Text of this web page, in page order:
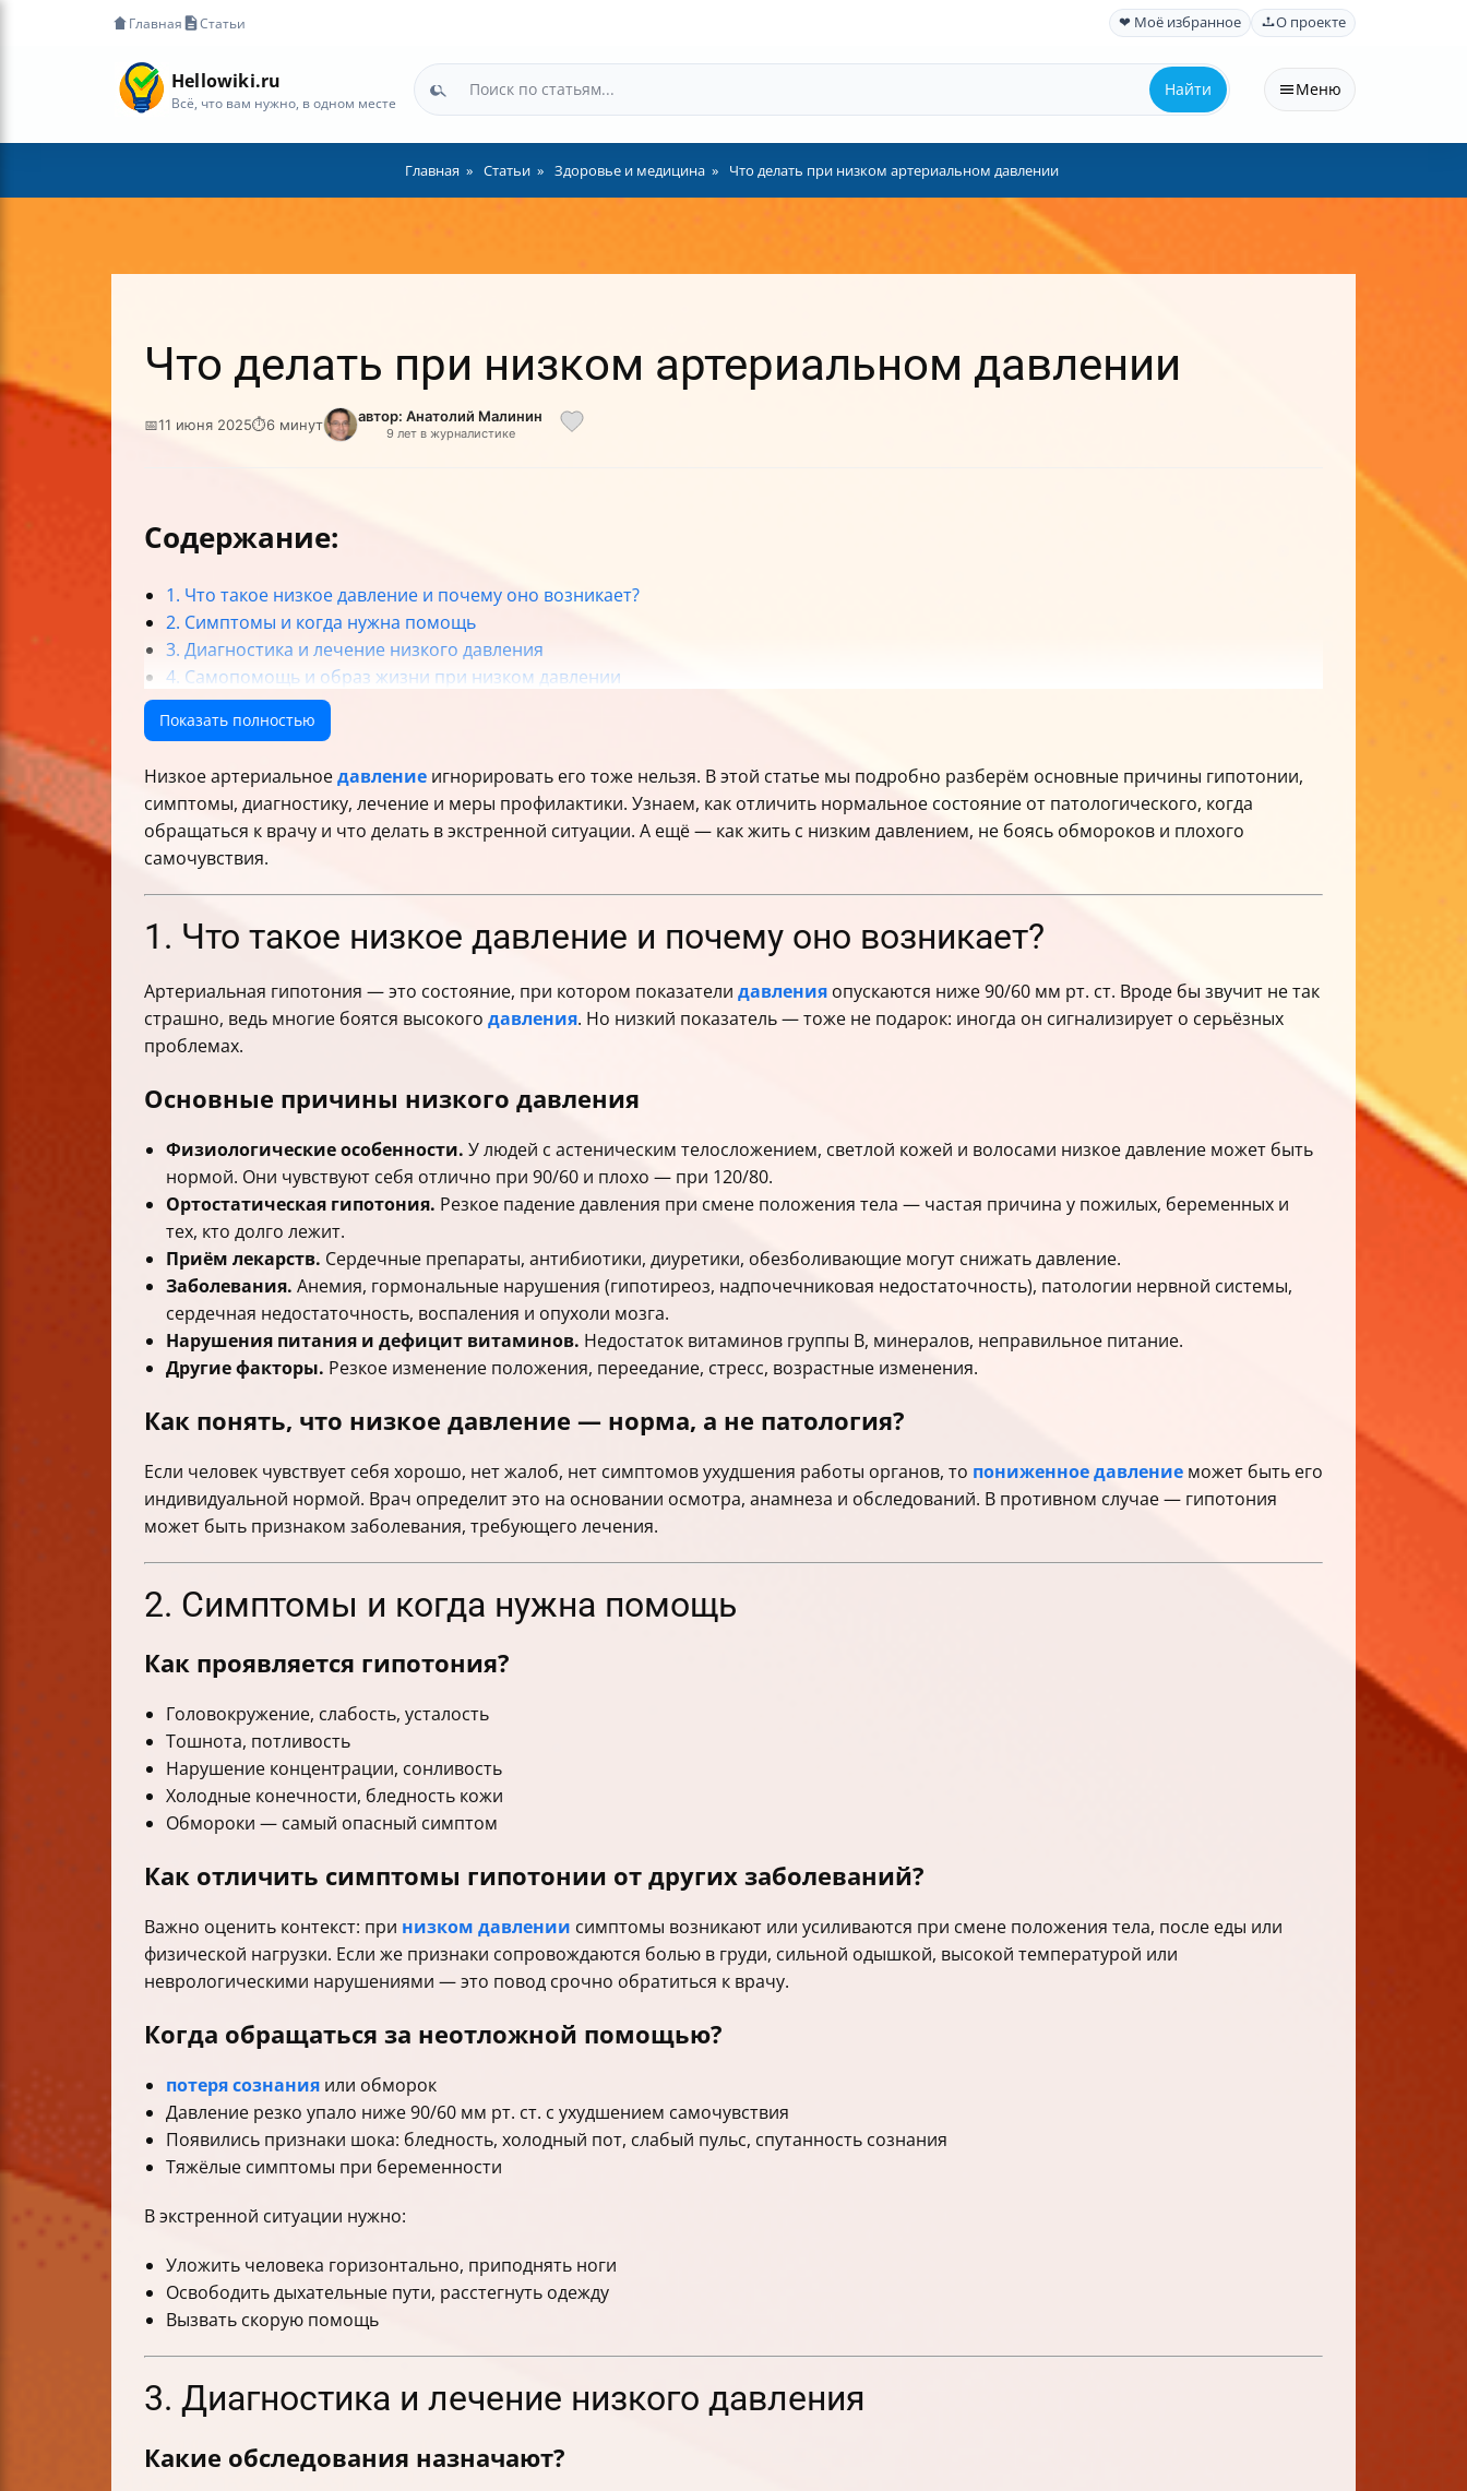
Главная Статьи ❤ Моё избранное О проекте
Hellowiki.ru
Всё, что вам нужно, в одном месте
Найти Меню
Главная Статьи Здоровье и медицина Что делать при низком артериальном давлении
Что делать при низком артериальном давлении
📅11 июня 2025⏱6 минут автор: Анатолий Малинин
9 лет в журналистике
Содержание:
1. Что такое низкое давление и почему оно возникает?
2. Симптомы и когда нужна помощь
3. Диагностика и лечение низкого давления
4. Самопомощь и образ жизни при низком давлении
5. Безопасность и экстренные меры
6. Особые случаи и важные нюансы
Таблица: Основные причины и симптомы низкого давления
Показать полностью
Низкое артериальноедавление игнорировать его тоже нельзя. В этой статье мы подробно разберём основные причины гипотонии,
симптомы, диагностику, лечение и меры профилактики. Узнаем, как отличить нормальное состояние от патологического, когда
обращаться к врачу и что делать в экстренной ситуации. А ещё — как жить с низким давлением, не боясь обмороков и плохого
самочувствия.
1. Что такое низкое давление и почему оно возникает?
Артериальная гипотония — это состояние, при котором показатели давления опускаются ниже 90/60 мм рт. ст. Вроде бы звучит не так
страшно, ведь многие боятся высокого давления. Но низкий показатель — тоже не подарок: иногда он сигнализирует о серьёзных
проблемах.
Основные причины низкого давления
Физиологические особенности. У людей с астеническим телосложением, светлой кожей и волосами низкое давление может быть
нормой. Они чувствуют себя отлично при 90/60 и плохо — при 120/80.
Ортостатическая гипотония. Резкое падение давления при смене положения тела — частая причина у пожилых, беременных и
тех, кто долго лежит.
Приём лекарств. Сердечные препараты, антибиотики, диуретики, обезболивающие могут снижать давление.
Заболевания. Анемия, гормональные нарушения (гипотиреоз, надпочечниковая недостаточность), патологии нервной системы,
сердечная недостаточность, воспаления и опухоли мозга.
Нарушения питания и дефицит витаминов. Недостаток витаминов группы B, минералов, неправильное питание.
Другие факторы. Резкое изменение положения, переедание, стресс, возрастные изменения.
Как понять, что низкое давление — норма, а не патология?
Если человек чувствует себя хорошо, нет жалоб, нет симптомов ухудшения работы органов, то пониженное давление может быть его
индивидуальной нормой. Врач определит это на основании осмотра, анамнеза и обследований. В противном случае — гипотония
может быть признаком заболевания, требующего лечения.
2. Симптомы и когда нужна помощь
Как проявляется гипотония?
Головокружение, слабость, усталость
Тошнота, потливость
Нарушение концентрации, сонливость
Холодные конечности, бледность кожи
Обмороки — самый опасный симптом
Как отличить симптомы гипотонии от других заболеваний?
Важно оценить контекст: при низком давлении симптомы возникают или усиливаются при смене положения тела, после еды или
физической нагрузки. Если же признаки сопровождаются болью в груди, сильной одышкой, высокой температурой или
неврологическими нарушениями — это повод срочно обратиться к врачу.
Когда обращаться за неотложной помощью?
потеря сознания или обморок
Давление резко упало ниже 90/60 мм рт. ст. с ухудшением самочувствия
Появились признаки шока: бледность, холодный пот, слабый пульс, спутанность сознания
Тяжёлые симптомы при беременности
В экстренной ситуации нужно:
Уложить человека горизонтально, приподнять ноги
Освободить дыхательные пути, расстегнуть одежду
Вызвать скорую помощь
3. Диагностика и лечение низкого давления
Какие обследования назначают?